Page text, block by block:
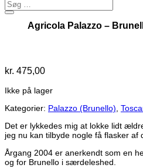
Agricola Palazzo –
kr. 475,00
Ikke på lager
Kategorier: Palazzo (Brunello)
Det er lykkedes mig at lokke lidt
jeg nu kan tilbyde nogle få flasker af
Årgang 2004 er anerkendt som en
og for Brunello i særdeleshed.